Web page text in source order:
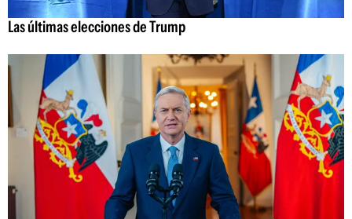
Las últimas elecciones de Trump